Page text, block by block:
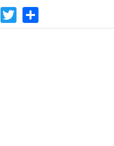
Facebook
Twitter